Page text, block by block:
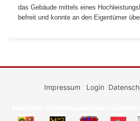
das Gebäude mittels eines
befreit und konnte an den Eigentümer
Impressum Login